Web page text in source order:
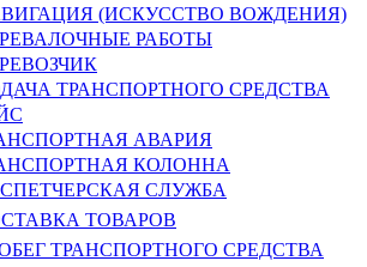
(ИСКУССТВО ВОЖДЕНИЯ)
РАБОТЫ
ТРАНСПОРТНОГО СРЕДСТВА
АВАРИЯ
КОЛОННА
СЛУЖБА
ТОВАРОВ
ТРАНСПОРТНОГО СРЕДСТВА